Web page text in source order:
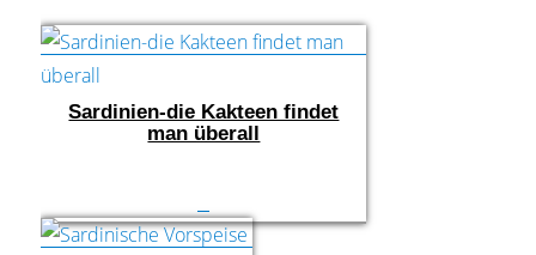
Sardinien-die Kakteen findet
man überall